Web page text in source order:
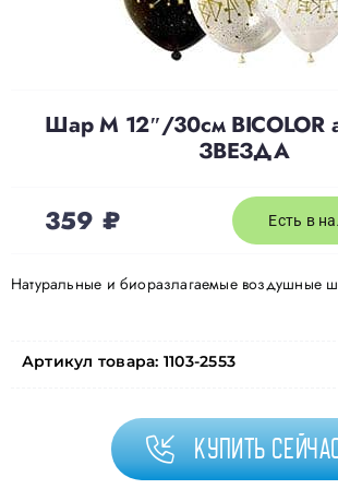
О нас
Шар М 12″/30см BICOLOR
ЗВЕЗДА
359₽ Есть в
Натуральные и биоразлагаемые воздушные
Артикул товара: 1103-2553
Купить